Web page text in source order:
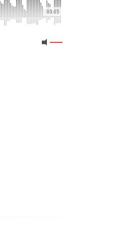
00:05